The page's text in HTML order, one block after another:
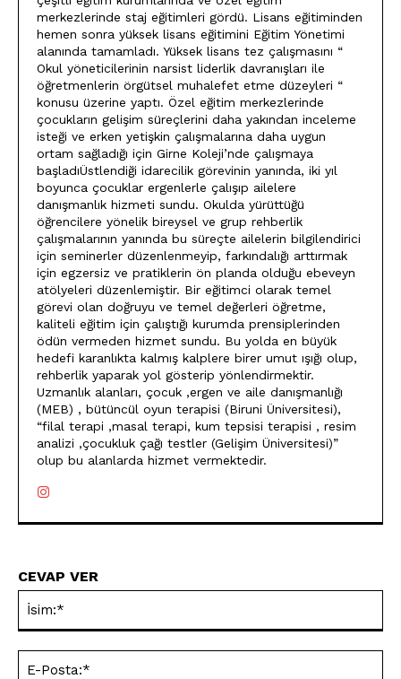
merkezlerinde staj eğitimleri gördü. Lisans eğitiminden
hemen sonra yüksek lisans eğitimini Eğitim Yönetimi
alanında tamamladı. Yüksek lisans tez çalışmasını “
Okul yöneticilerinin narsist liderlik davranışları ile
öğretmenlerin örgütsel muhalefet etme düzeyleri “
konusu üzerine yaptı. Özel eğitim merkezlerinde
çocukların gelişim süreçlerini daha yakından inceleme
isteği ve erken yetişkin çalışmalarına daha uygun
ortam sağladığı için Girne Koleji’nde çalışmaya
başladıÜstlendiği idarecilik görevinin yanında, iki yıl
boyunca çocuklar ergenlerle çalışıp ailelere
danışmanlık hizmeti sundu. Okulda yürüttüğü
öğrencilere yönelik bireysel ve grup rehberlik
çalışmalarının yanında bu süreçte ailelerin bilgilendirici
için seminerler düzenlenmeyip, farkındalığı arttırmak
için egzersiz ve pratiklerin ön planda olduğu ebeveyn
atölyeleri düzenlemiştir. Bir eğitimci olarak temel
görevi olan doğruyu ve temel değerleri öğretme,
kaliteli eğitim için çalıştığı kurumda prensiplerinden
ödün vermeden hizmet sundu. Bu yolda en büyük
hedefi karanlıkta kalmış kalplere birer umut ışığı olup,
rehberlik yaparak yol gösterip yönlendirmektir.
Uzmanlık alanları, çocuk ,ergen ve aile danışmanlığı
(MEB) , bütüncül oyun terapisi (Biruni Üniversitesi),
“filal terapi ,masal terapi, kum tepsisi terapisi , resim
analizi ,çocukluk çağı testler (Gelişim Üniversitesi)”
olup bu alanlarda hizmet vermektedir.
CEVAP VER